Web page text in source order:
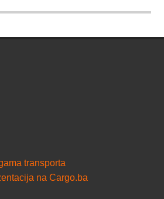
transporta
na Cargo.ba